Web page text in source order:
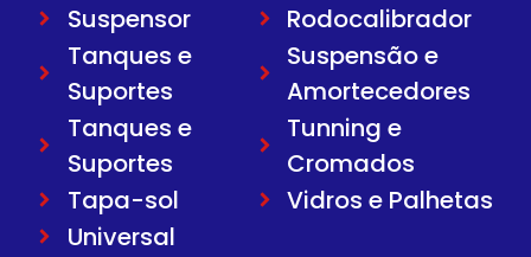
Suspensor
Tanques e
Suportes
Tanques e
Suportes
Tapa-sol
Universal
Rodocalibrador
Suspensão e
Amortecedores
Tunning e
Cromados
Vidros e Palhetas